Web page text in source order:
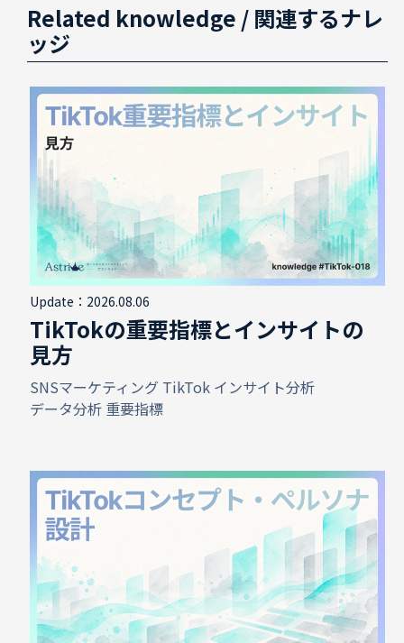
Related knowledge / 関連するナレ
ッジ
Update：2026.08.06
TikTokの重要指標とインサイトの
見方
SNSマーケティング TikTok インサイト分析
データ分析 重要指標